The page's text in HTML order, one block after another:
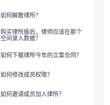
如何解散律所？
购买律所版后，律师应该在那个
空间录入数据？
如何下载律所今年的立案合同？
如何修改成员权限？
如何邀请成员加入律所？